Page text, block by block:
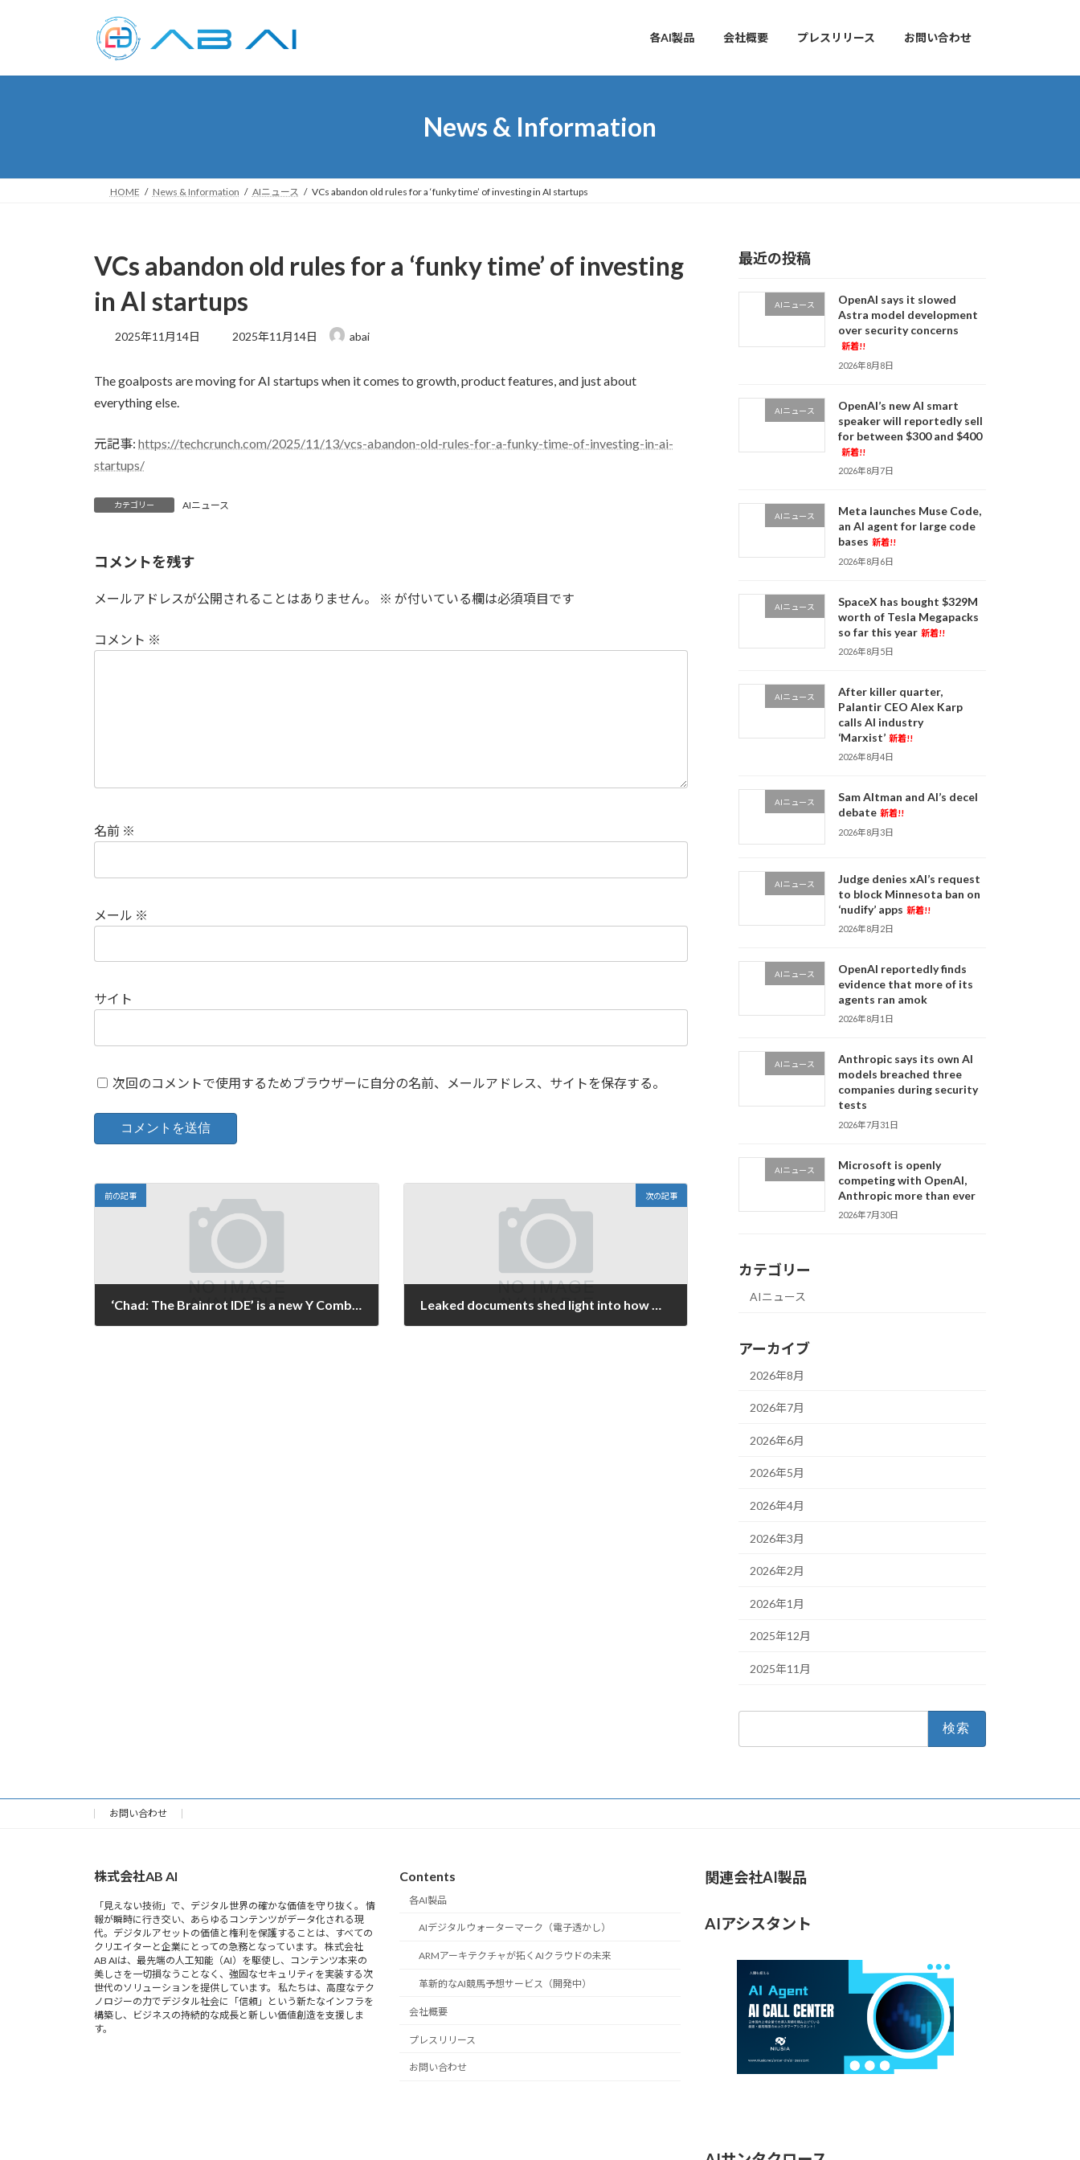
プ
動
各AI製品 会社概要 プレスリリース お問い合わせ
News & Information
HOME News & Information AIニュース VCs abandon old rules for a ‘funky time’ of investing in AI startups
VCs abandon old rules for a ‘funky time’ of investing
in AI startups
2025年11月14日
最
新
2025年11月14日 abai
The goalposts are moving for AI startups when it comes to growth, product features, and just about
everything else.
元記事: https://techcrunch.com/2025/11/13/vcs-abandon-old-rules-for-a-funky-time-of-investing-in-ai-
startups/
カテゴリー AIニュース
コメントを残す
メールアドレスが公開されることはありません。 ※ が付いている欄は必須項目です
コメント ※
名前 ※
メール ※
サイト
次回のコメントで使用するためブラウザーに自分の名前、メールアドレス、サイトを保存する。
前の記事 次の記事
最近の投稿
AIニュース
OpenAI says it slowed
Astra model development
over security concerns
新着!!
2026年8月8日
AIニュース
OpenAI’s new AI smart
speaker will reportedly sell
for between $300 and $400
新着!!
2026年8月7日
AIニュース
Meta launches Muse Code,
an AI agent for large code
bases 新着!!
2026年8月6日
AIニュース
SpaceX has bought $329M
worth of Tesla Megapacks
so far this year 新着!!
2026年8月5日
AIニュース
After killer quarter,
Palantir CEO Alex Karp
calls AI industry
‘Marxist’ 新着!!
2026年8月4日
AIニュース
Sam Altman and AI’s decel
debate 新着!!
2026年8月3日
AIニュース
Judge denies xAI’s request
to block Minnesota ban on
‘nudify’ apps 新着!!
2026年8月2日
AIニュース
OpenAI reportedly finds
evidence that more of its
agents ran amok
2026年8月1日
AIニュース
Anthropic says its own AI
models breached three
companies during security
tests
2026年7月31日
AIニュース
Microsoft is openly
competing with OpenAI,
Anthropic more than ever
2026年7月30日
カテゴリー
AIニュース
アーカイブ
2026年8月
2026年7月
2026年6月
2026年5月
2026年4月
2026年3月
2026年2月
2026年1月
2025年12月
2025年11月
お問い合わせ
株式会社AB AI
「見えない技術」で、デジタル世界の確かな価値を守り抜く。 情
報が瞬時に行き交い、あらゆるコンテンツがデータ化される現
代。デジタルアセットの価値と権利を保護することは、すべての
クリエイターと企業にとっての急務となっています。 株式会社
AB AIは、最先端の人工知能（AI）を駆使し、コンテンツ本来の
美しさを一切損なうことなく、強固なセキュリティを実装する次
世代のソリューションを提供しています。 私たちは、高度なテク
ノロジーの力でデジタル社会に「信頼」という新たなインフラを
構築し、ビジネスの持続的な成長と新しい価値創造を支援しま
す。
Contents
各AI製品
AIデジタルウォーターマーク（電子透かし）
ARMアーキテクチャが拓くAIクラウドの未来
革新的なAI競馬予想サービス（開発中）
会社概要
プレスリリース
お問い合わせ
関連会社AI製品
AIアシスタント